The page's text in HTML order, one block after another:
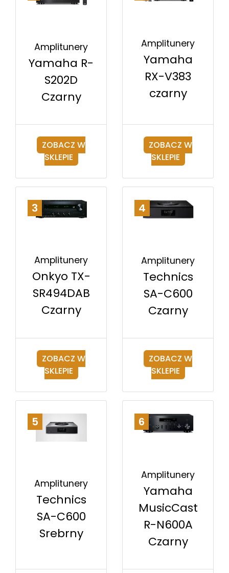
Amplitunery
Yamaha R-
S202D
Czarny
ZOBACZ W
SKLEPIE
Amplitunery
Yamaha
RX-V383
czarny
ZOBACZ W
SKLEPIE
3
Amplitunery
Onkyo TX-
SR494DAB
Czarny
ZOBACZ W
SKLEPIE
4
Amplitunery
Technics
SA-C600
Czarny
ZOBACZ W
SKLEPIE
5
Amplitunery
Technics
SA-C600
Srebrny
6
Amplitunery
Yamaha
MusicCast
R-N600A
Czarny